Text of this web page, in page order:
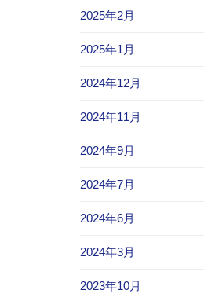
2025年2月
2025年1月
2024年12月
2024年11月
2024年9月
2024年7月
2024年6月
2024年3月
2023年10月